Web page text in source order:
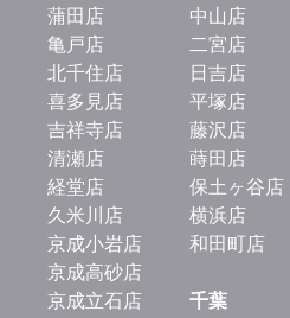
蒲田店
亀戸店
北千住店
喜多見店
吉祥寺店
清瀬店
経堂店
久米川店
京成小岩店
京成高砂店
京成立石店
中山店
二宮店
日吉店
平塚店
藤沢店
蒔田店
保土ヶ谷店
横浜店
和田町店
千葉